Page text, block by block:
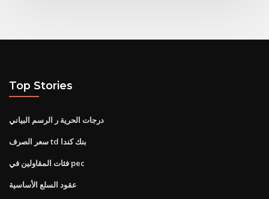
Top Stories
درجات الحرية ر الرسم البياني
سعر الصرف td بنك كندا
فئات المقاولين في pec
عقود السلع الأساسية